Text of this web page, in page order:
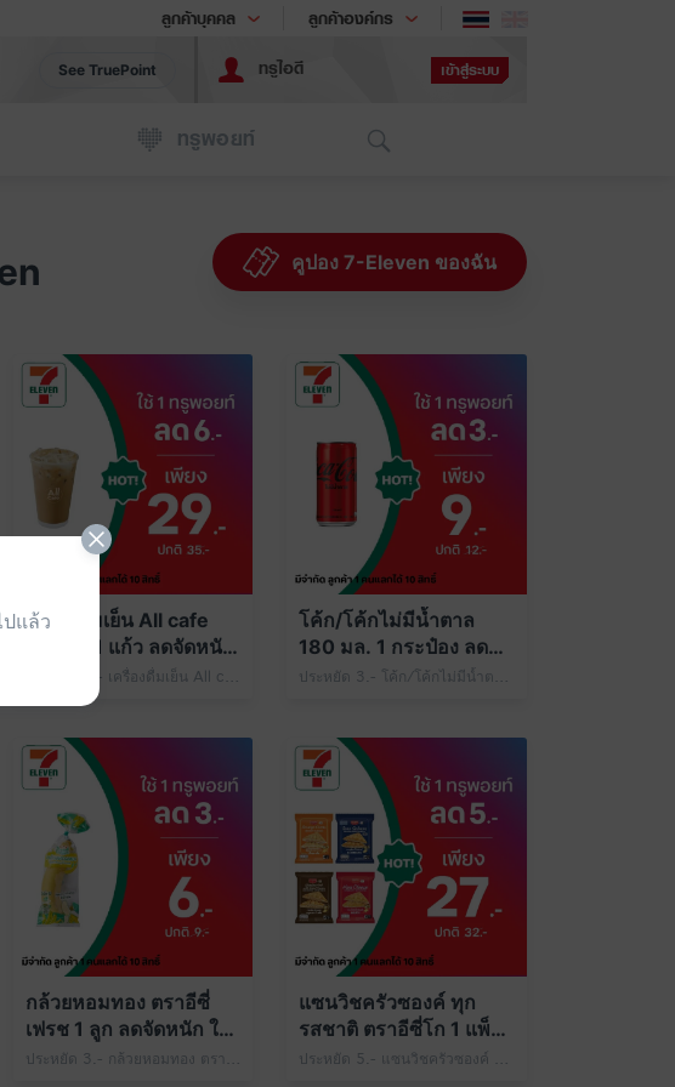
ลูกค้าบุคคล ลูกค้าองค์กร
เทรนด์เทคโนโลยี
See TruePoint ทรูไอดี เข้าสู่ระบบ
ทรูพอยท์
เครื่องดื่มเย็น All cafe
Size M 1 แก้ว ลดจัดหนัก
ใช้ 1 ทรูพอยท์
ประหยัด 6.- เครื่องดื่มเย็น All cafe Size M 1 แก้ว เพียง 29.- ปกติ 35.- ใช้ 1 ทรูพอยท์
โค้ก/โค้กไม่มีน้ำตาล
180 มล. 1 กระป๋อง ลดจัด
หนัก ใช้ 1 ทรูพอยท์
ประหยัด 3.- โค้ก/โค้กไม่มีน้ำตาล 180 มล. 1 กระป๋อง เพียง 9.- ปกติ 12.- ใช้ 1 ทรูพอยท์
กล้วยหอมทอง ตราอีซี่
เฟรช 1 ลูก ลดจัดหนัก ใช้
1 ทรูพอยท์
ประหยัด 3.- กล้วยหอมทอง ตราอีซี่เฟรช 1 ลูก เพียง 6.- ปกติ 9.- ใช้ 1 ทรูพอยท์
แซนวิชครัวซองค์ ทุก
รสชาติ ตราอีซี่โก 1 แพ็ก
ลดจัดหนัก ใช้ 1 ทรูพอยท์ประหยัด 5.- แซนวิชครัวซองค์ ทุกรสชาติ ตราอีซี่โก 1 แพ็ก เพียง 27.- ปกติ 32.- ใช้ 1 ทรูพอยท์
คูปอง 7-Eleven ของฉัน
แล้ว